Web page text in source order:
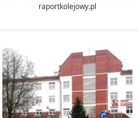
raportkolejowy.pl